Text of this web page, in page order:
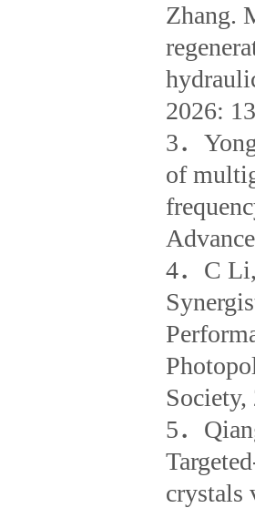
Zhang.
2026:
3．
of
4． C
5．
crystals